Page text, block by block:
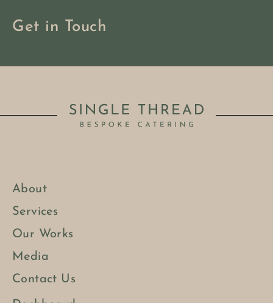
Get in Touch
About
Services
Our Works
Media
Contact Us